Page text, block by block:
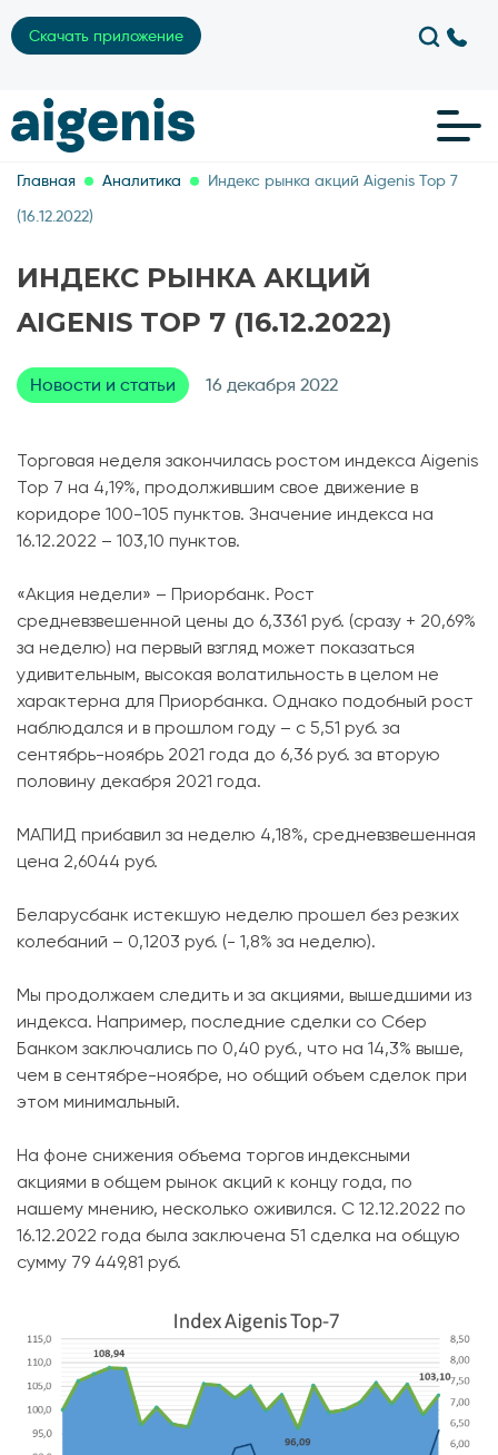
Скачать приложение
Главная Аналитика
Индекс рынка акций Aigenis Top 7
(16.12.2022)
ИНДЕКС РЫНКА АКЦИЙ
AIGENIS TOP 7 (16.12.2022)
Новости и статьи 16 декабря 2022
Торговая неделя закончилась ростом индекса Aigenis
Top 7 на 4,19%, продолжившим свое движение в
коридоре 100-105 пунктов. Значение индекса на
16.12.2022 – 103,10 пунктов.
«Акция недели» – Приорбанк. Рост
средневзвешенной цены до 6,3361 руб. (сразу + 20,69%
за неделю) на первый взгляд может показаться
удивительным, высокая волатильность в целом не
характерна для Приорбанка. Однако подобный рост
наблюдался и в прошлом году – с 5,51 руб. за
сентябрь-ноябрь 2021 года до 6,36 руб. за вторую
половину декабря 2021 года.
МАПИД прибавил за неделю 4,18%, средневзвешенная
цена 2,6044 руб.
Беларусбанк истекшую неделю прошел без резких
колебаний – 0,1203 руб. (- 1,8% за неделю).
Мы продолжаем следить и за акциями, вышедшими из
индекса. Например, последние сделки со Сбер
Банком заключались по 0,40 руб., что на 14,3% выше,
чем в сентябре-ноябре, но общий объем сделок при
этом минимальный.
На фоне снижения объема торгов индексными
акциями в общем рынок акций к концу года, по
нашему мнению, несколько оживился. С 12.12.2022 по
16.12.2022 года была заключена 51 сделка на общую
сумму 79 449,81 руб.